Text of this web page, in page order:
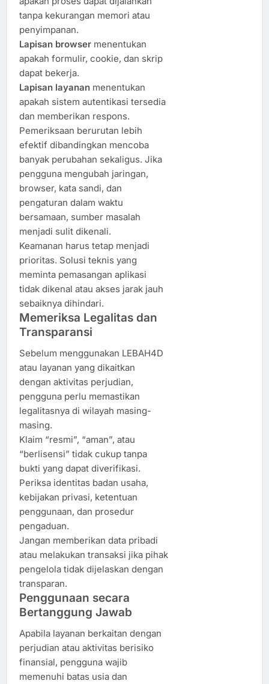
tanpa kekurangan memori atau
penyimpanan.
Lapisan browser menentukan
apakah formulir, cookie, dan skrip
dapat bekerja.
Lapisan layanan menentukan
apakah sistem autentikasi tersedia
dan memberikan respons.
Pemeriksaan berurutan lebih
efektif dibandingkan mencoba
banyak perubahan sekaligus. Jika
pengguna mengubah jaringan,
browser, kata sandi, dan
pengaturan dalam waktu
bersamaan, sumber masalah
menjadi sulit dikenali.
Keamanan harus tetap menjadi
prioritas. Solusi teknis yang
meminta pemasangan aplikasi
tidak dikenal atau akses jarak jauh
sebaiknya dihindari.
Memeriksa Legalitas dan
Transparansi
Sebelum menggunakan LEBAH4D
atau layanan yang dikaitkan
dengan aktivitas perjudian,
pengguna perlu memastikan
legalitasnya di wilayah masing-
masing.
Klaim “resmi”, “aman”, atau
“berlisensi” tidak cukup tanpa
bukti yang dapat diverifikasi.
Periksa identitas badan usaha,
kebijakan privasi, ketentuan
penggunaan, dan prosedur
pengaduan.
Jangan memberikan data pribadi
atau melakukan transaksi jika pihak
pengelola tidak dijelaskan dengan
transparan.
Penggunaan secara
Bertanggung Jawab
Apabila layanan berkaitan dengan
perjudian atau aktivitas berisiko
finansial, pengguna wajib
memenuhi batas usia dan